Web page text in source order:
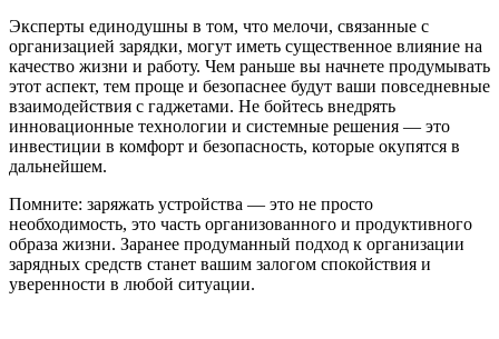
Эксперты единодушны в том, что мелочи, связанные с
организацией зарядки, могут иметь существенное влияние на
качество жизни и работу. Чем раньше вы начнете продумывать
этот аспект, тем проще и безопаснее будут ваши повседневные
взаимодействия с гаджетами. Не бойтесь внедрять
инновационные технологии и системные решения — это
инвестиции в комфорт и безопасность, которые окупятся в
дальнейшем.
Помните: заряжать устройства — это не просто
необходимость, это часть организованного и продуктивного
образа жизни. Заранее продуманный подход к организации
зарядных средств станет вашим залогом спокойствия и
уверенности в любой ситуации.